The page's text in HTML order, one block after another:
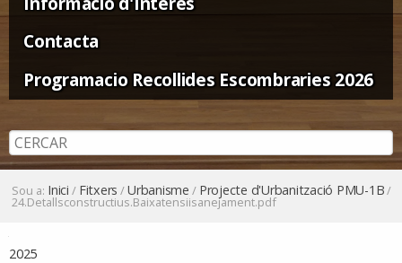
Contacta
Programacio Recollides Escombraries 2026
Sou a: Inici / Fitxers /Urbanisme / Projecte d'Urbanització PMU-1B/
24.Detallsconstructius.Baixatensiisanejament.pdf
2025